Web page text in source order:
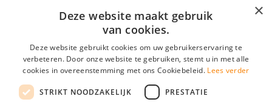
Inloggen als bedrijf
Wachtwoord
login gegevens onthouden
×
Deze website maakt gebruik
van cookies.
Deze website gebruikt cookies om uw gebruikerservaring te
verbeteren. Door onze website te gebruiken, stemt u in met alle
cookies in overeenstemming met ons Cookiebeleid. Lees verder
STRIKT NOODZAKELIJK PRESTATIE